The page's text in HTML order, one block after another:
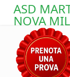
ASD
NOVA